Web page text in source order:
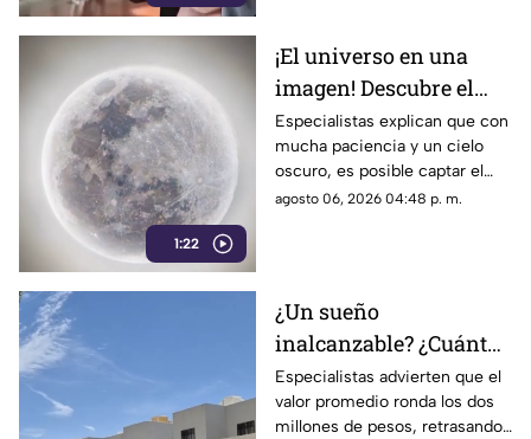
relacionadas con la difusión de
la información.
1:22
¡El universo en una
imagen! Descubre el
fascinante mundo de la
astrofotografía en La
Laguna
Especialistas explican que con
mucha paciencia y un cielo
oscuro, es posible captar el
aparente movimiento de las
agosto 06, 2026 04:48 p. m.
¿Un sueño
inalcanzable? ¿Cuánto
cuesta comprar una
casa en La Laguna?
Especialistas advierten que el
valor promedio ronda los dos
millones de pesos, retrasando